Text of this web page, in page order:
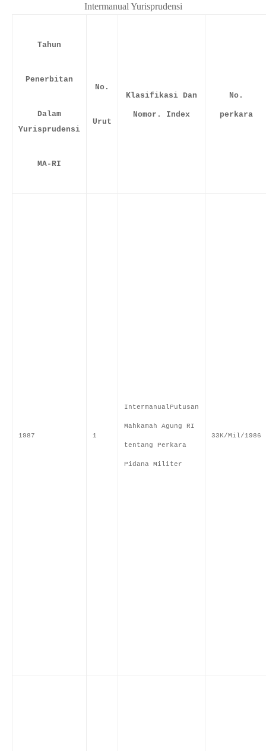
Intermanual Yurisprudensi
Tahun
Penerbitan
Dalam
Yurisprudensi
MA-RI
No.
Urut
Klasifikasi Dan
Nomor. Index
No.
perkara
1987 1
IntermanualPutusan
Mahkamah Agung RI
tentang Perkara
Pidana Militer
33K/Mil/1986